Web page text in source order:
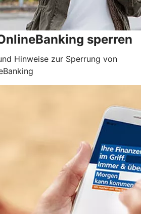
sperren
Hinweise zur Sperrung von